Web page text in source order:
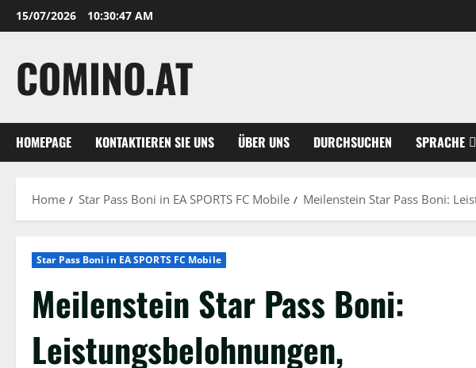
Skip
to
15/07/2026 10:30:48 AM
COMINO.AT
HOMEPAGE KONTAKTIEREN SIE UNS ÜBER UNS DURCHSUCHEN SPRACHE
Home Star Pass Boni in EA SPORTS FC Mobile Meilenstein Star Pass Boni:
Star Pass Boni in EA SPORTS FC Mobile
Meilenstein Star Pass Boni:
Leistungsbelohnungen,